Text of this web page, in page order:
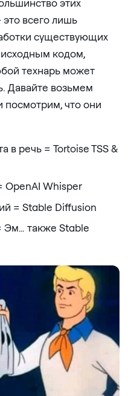
этих
всего лишь
существующих
кодом,
технарь может
Давайте возьмем
посмотрим, что они
в речь = Tortoise TSS &
OpenAI Whisper
= Stable Diffusion
Эм… также Stable